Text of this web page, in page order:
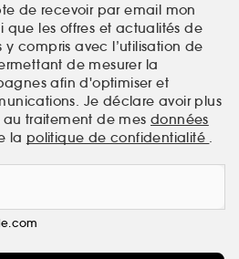
de recevoir par email mon
les offres et actualités de
y compris avec l’utilisation de
de mesurer la
afin d'optimiser et
Je déclare avoir plus
au traitement de mes données
la politique de confidentialité .